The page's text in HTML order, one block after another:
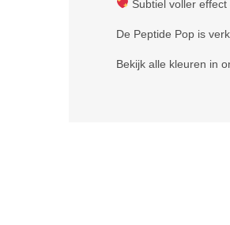
Subtiel voller
De Peptide Pop is
Bekijk alle kleuren in